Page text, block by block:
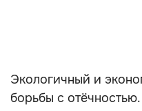
Экологичный и
борьбы с